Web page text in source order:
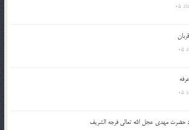
حضرت مهدی عجل الله تعالی فرجه الشريف